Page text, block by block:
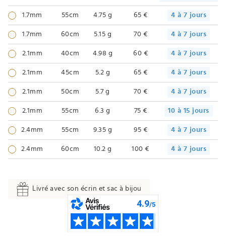
1.7mm 55cm 4.75 g 65 € 4 à 7 jours
1.7mm 60cm 5.15 g 70 € 4 à 7 jours
2.1mm 40cm 4.98 g 60 € 4 à 7 jours
2.1mm 45cm 5.2 g 65 € 4 à 7 jours
2.1mm 50cm 5.7 g 70 € 4 à 7 jours
2.1mm 55cm 6.3 g 75 € 10 à 15 jours
2.4mm 55cm 9.35 g 95 € 4 à 7 jours
2.4mm 60cm 10.2 g 100 € 4 à 7 jours
Livré avec son écrin et sac à bijou